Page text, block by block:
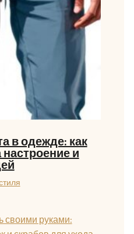
в одежде: как
и